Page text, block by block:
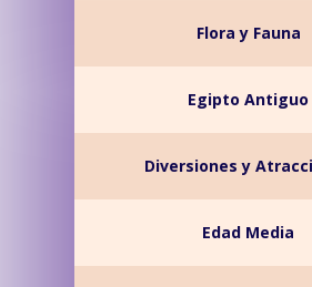
Flora y Fauna
Egipto Antiguo
Diversiones y
Edad Media